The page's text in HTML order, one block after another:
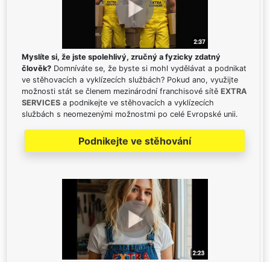
Myslíte si, že jste spolehlivý, zručný a fyzicky zdatný
člověk? Domníváte se, že byste si mohl vydělávat a podnikat
ve stěhovacích a vyklízecích službách? Pokud ano, využijte
možnosti stát se členem mezinárodní franchisové sítě EXTRA
SERVICES a podnikejte ve stěhovacích a vyklízecích
službách s neomezenými možnostmi po celé Evropské unii.
Podnikejte ve stěhování